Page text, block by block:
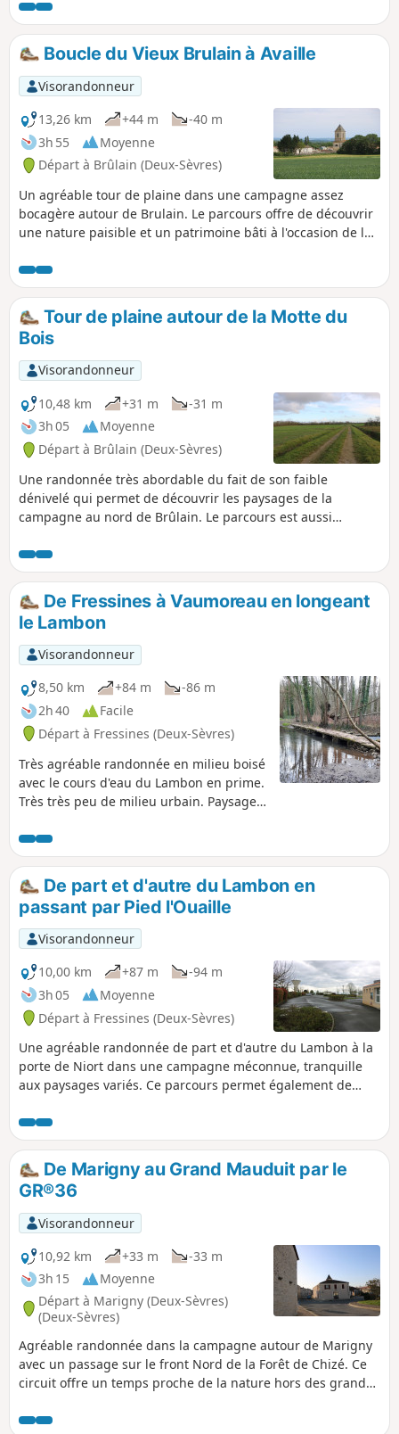
aussi l'occasion d'apercevoir de beaux
exemples du bâti traditionnel.
Boucle du Vieux Brulain à Availle
Visorandonneur
13,26 km
+44 m
-40 m
3h 55
Moyenne
Départ à Brûlain (Deux-Sèvres)
Un agréable tour de plaine dans une campagne assez
bocagère autour de Brulain. Le parcours offre de découvrir
une nature paisible et un patrimoine bâti à l'occasion de la
d'Availle Le circuit passe à proximité du Château de la Motte
du Bois.
Tour de plaine autour de la Motte du
Bois
Visorandonneur
10,48 km
+31 m
-31 m
3h 05
Moyenne
Départ à Brûlain (Deux-Sèvres)
Une randonnée très abordable du fait de son faible
dénivelé qui permet de découvrir les paysages de la
campagne au nord de Brûlain. Le parcours est aussi
traditionnel.
De Fressines à Vaumoreau en longeant
le Lambon
Visorandonneur
8,50 km
+84 m
-86 m
2h 40
Facile
Départ à Fressines (Deux-Sèvres)
Très agréable randonnée en milieu boisé
avec le cours d'eau du Lambon en prime.
Très très peu de milieu urbain. Paysages
De part et d'autre du Lambon en
passant par Pied l'Ouaille
Visorandonneur
10,00 km
+87 m
-94 m
3h 05
Moyenne
Départ à Fressines (Deux-Sèvres)
Une agréable randonnée de part et d'autre du Lambon à la
porte de Niort dans une campagne méconnue, tranquille
aux paysages variés. Ce parcours permet également de
de belles propriétés, un pigeonnier, etc.
De Marigny au Grand Mauduit par le
GR®36
Visorandonneur
10,92 km
+33 m
-33 m
3h 15
Moyenne
Départ à Marigny (Deux-Sèvres)
(Deux-Sèvres)
Agréable randonnée dans la campagne autour de Marigny
avec un passage sur le front Nord de la Forêt de Chizé. Ce
circuit offre un temps proche de la nature hors des grandes
où il est possible de voir des chevreuils ou des oiseaux.